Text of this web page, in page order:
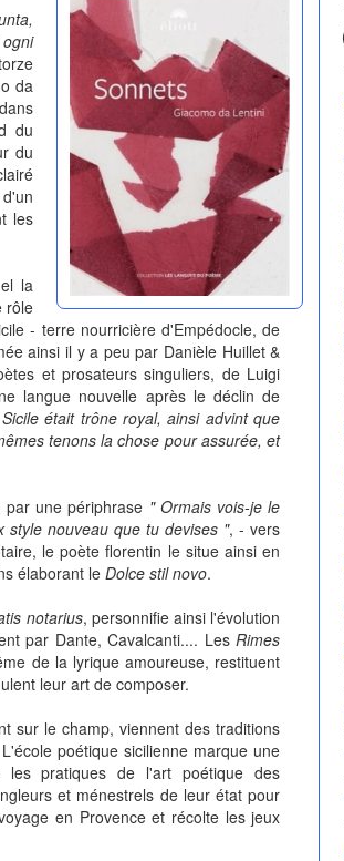
da
du
du
les
la
rôle
- terre nourricière d'Empédocle, de
ainsi il y a peu par Danièle Huillet &
et prosateurs singuliers, de Luigi
langue nouvelle après le déclin de
était trône royal, ainsi advint que
tenons la chose pour assurée, et
une périphrase " Ormais vois-je le
style nouveau que tu devises ", - vers
le poète florentin le situe ainsi en
élaborant leDolce stil novo.
notarius, personnifie ainsi l'évolution
par Dante, Cavalcanti.... Les Rimes
de la lyrique amoureuse, restituent
leur art de composer.
sur le champ, viennent des traditions
poétique sicilienne marque une
les pratiques de l'art poétique des
et ménestrels de leur état pour
en Provence et récolte les jeux